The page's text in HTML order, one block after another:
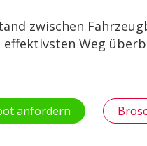
zwischen
Weg
anfordern